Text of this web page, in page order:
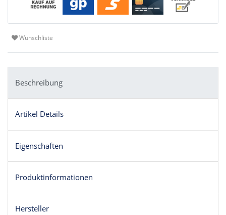
Wunschliste
Beschreibung
Artikel Details
Eigenschaften
Produktinformationen
Hersteller